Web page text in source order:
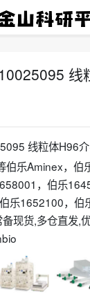
线
线粒体H96
伯乐Aminex，伯
，伯乐
乐1652100，伯
现货,多仓直发,